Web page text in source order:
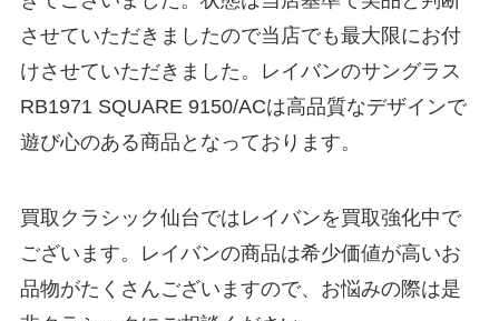
させていただきましたので当店でも最大限にお付
けさせていただきました。レイバンのサングラス
RB1971 SQUARE 9150/ACは高品質なデザインで
遊び心のある商品となっております。
買取クラシック仙台ではレイバンを買取強化中で
ございます。レイバンの商品は希少価値が高いお
品物がたくさんございますので、お悩みの際は是